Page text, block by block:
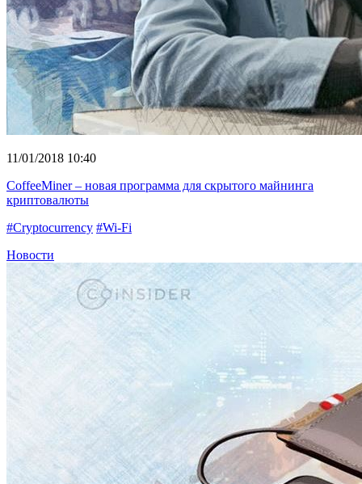
11/01/2018 10:40
CoffeeMiner – новая программа для скрытого майнинга
криптовалюты
#Cryptocurrency #Wi-Fi
Новости